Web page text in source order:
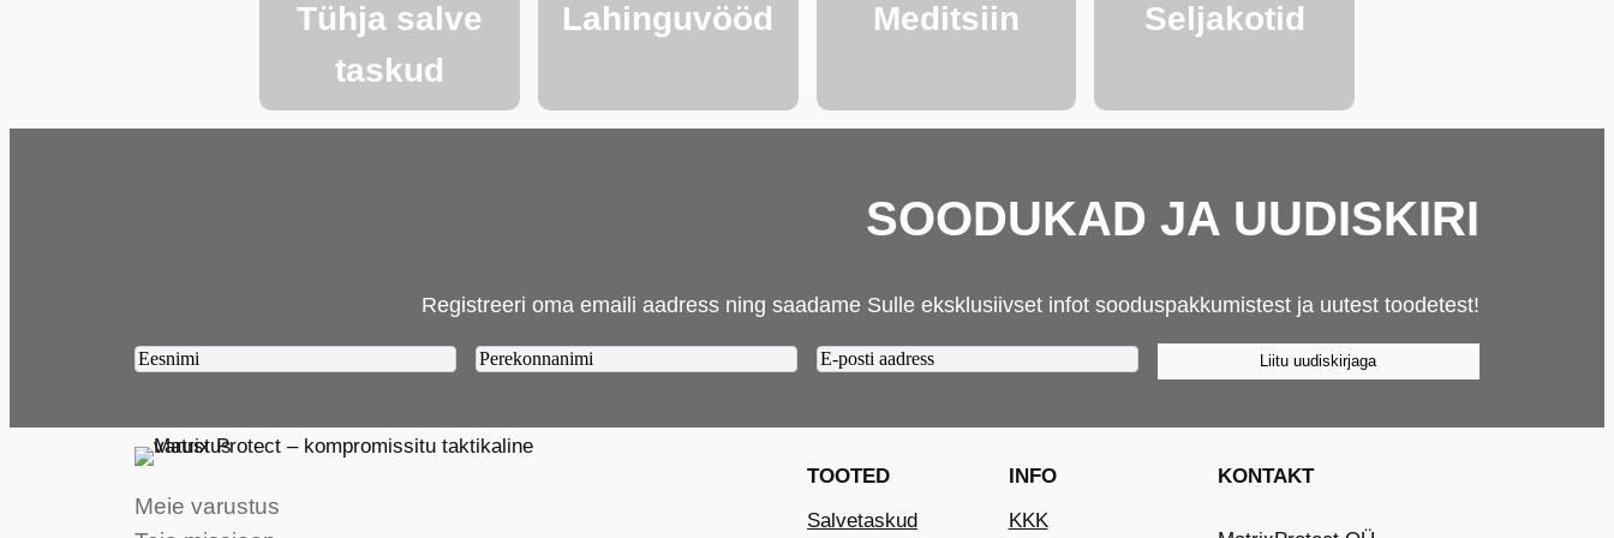
Tühja salve
taskud
Lahinguvööd Meditsiin Seljakotid
SOODUKAD JA UUDISKIRI
Registreeri oma emaili aadress ning saadame Sulle eksklusiivset infot sooduspakkumistest ja uutest toodetest!
Firstname2 Lastname2 Email2 (Required) Liitu uudiskirjaga
Meie varustus
TOOTED
Salvetaskud
INFO
KKK
KONTAKT